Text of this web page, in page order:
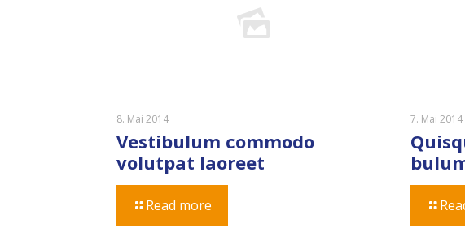
8. Mai 2014
Vestibulum commodo
volutpat laoreet
Read more
7. Mai 2014